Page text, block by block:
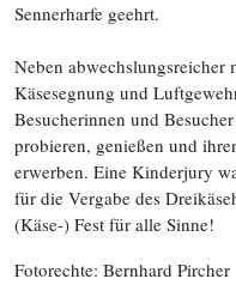
Sennerharfe geehrt.
Neben abwechslungsreicher
Käsesegnung und
Besucherinnen und
probieren, genießen und
erwerben. Eine Kinderjury
für die Vergabe des
(Käse-) Fest für alle Sinne!
Fotorechte: Bernhard Pircher